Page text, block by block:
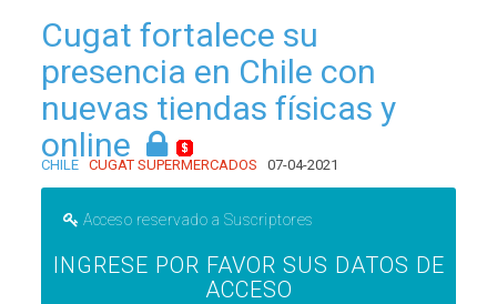
Cugat fortalece su
presencia en Chile con
nuevas tiendas físicas y
online
CHILE CUGAT SUPERMERCADOS 07-04-2021
Acceso reservado a Suscriptores
INGRESE POR FAVOR SUS DATOS DE
ACCESO